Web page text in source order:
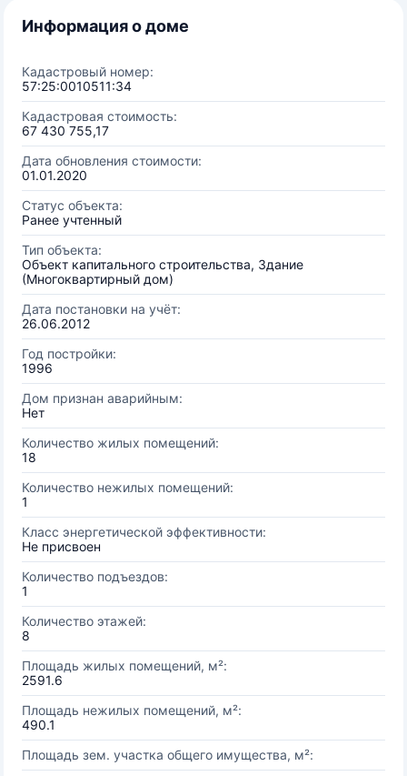
Информация о доме
Кадастровый номер:
57:25:0010511:34
Кадастровая стоимость:
67 430 755,17
Дата обновления стоимости:
01.01.2020
Статус объекта:
Ранее учтенный
Тип объекта:
Объект капитального строительства, Здание
(Многоквартирный дом)
Дата постановки на учёт:
26.06.2012
Год постройки:
1996
Дом признан аварийным:
Нет
Количество жилых помещений:
18
Количество нежилых помещений:
1
Класс энергетической эффективности:
Не присвоен
Количество подъездов:
1
Количество этажей:
8
Площадь жилых помещений, м²:
2591.6
Площадь нежилых помещений, м²:
490.1
Площадь зем. участка общего имущества, м²: